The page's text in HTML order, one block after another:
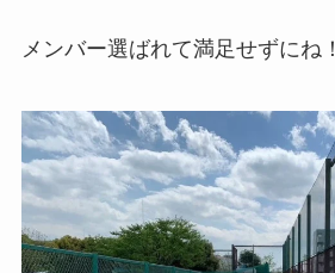
メンバー選ばれて満足せずにね！